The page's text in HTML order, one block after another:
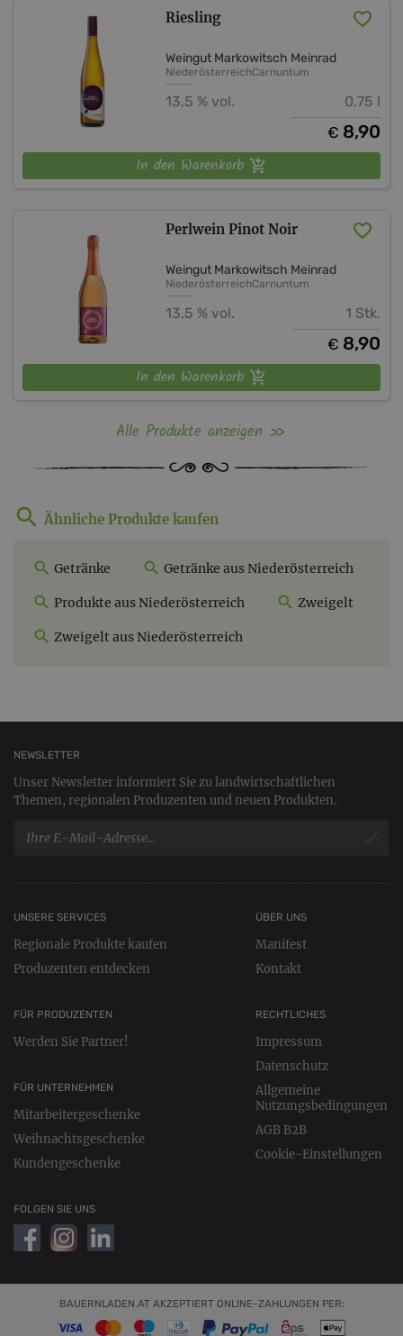
Riesling
Weingut Markowitsch Meinrad
NiederösterreichCarnuntum
13,5 % vol. 0,75 l
€ 8,90
In den Warenkorb
Perlwein Pinot Noir
Weingut Markowitsch Meinrad
NiederösterreichCarnuntum
13,5 % vol. 1 Stk.
€ 8,90
In den Warenkorb
Alle Produkte anzeigen
Ähnliche Produkte kaufen
Getränke Getränke aus Niederösterreich
Produkte aus Niederösterreich Zweigelt
Zweigelt aus Niederösterreich
NEWSLETTER
Unser Newsletter informiert Sie zu landwirtschaftlichen
Themen, regionalen Produzenten und neuen Produkten.
UNSERE SERVICES
Regionale Produkte kaufen
Produzenten entdecken
FÜR PRODUZENTEN
Werden Sie Partner!
FÜR UNTERNEHMEN
Mitarbeitergeschenke
Weihnachtsgeschenke
Kundengeschenke
RECHTLICHES
Impressum
Datenschutz
Allgemeine
Nutzungsbedingungen
AGB B2B
Cookie-Einstellungen
ÜBER UNS
Manifest
Kontakt
FOLGEN SIE UNS
BAUERNLADEN.AT AKZEPTIERT ONLINE-ZAHLUNGEN PER: